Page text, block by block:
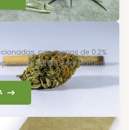
con menos de 0.2%
totalmente natural.